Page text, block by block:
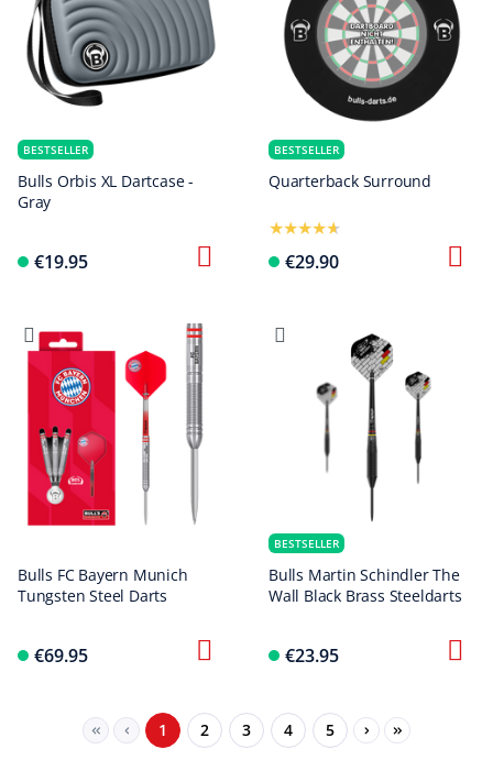
BESTSELLER
Bulls Orbis XL Dartcase -
Gray
€19.95
BESTSELLER
Quarterback Surround
€29.90
Bulls FC Bayern Munich
Tungsten Steel Darts
€69.95
BESTSELLER
Bulls Martin Schindler The
Wall Black Brass Steeldarts
€23.95
Page
1 Page
2 Page
3 Page
4 Page
5